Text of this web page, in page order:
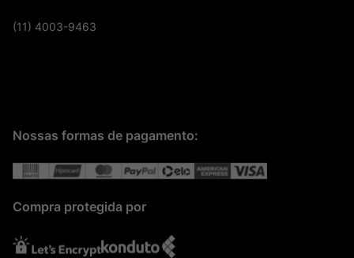
(11) 4003-9463
Nossas formas de pagamento:
Compra protegida por